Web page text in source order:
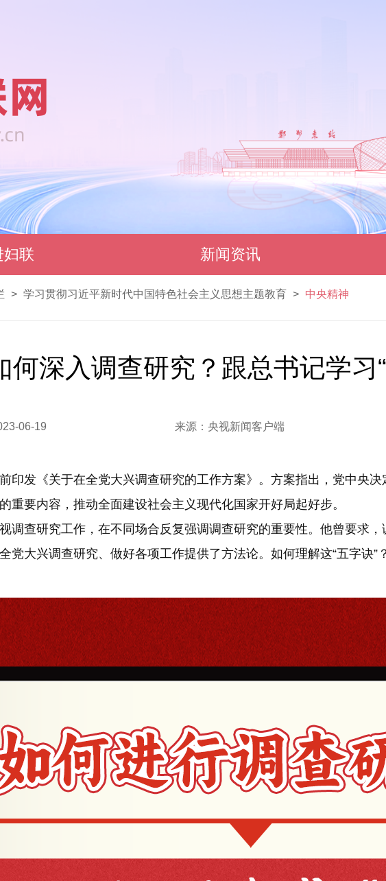
妇联 新闻资讯
> 学习贯彻习近平新时代中国特色社会主义思想主题教育 > 中央精神
何深入调查研究？跟总书记学习
06-19 来源：央视新闻客户端
印发《关于在全党大兴调查研究的工作方案》。方案指出，党中央
重要内容，推动全面建设社会主义现代化国家开好局起好步。
调查研究工作，在不同场合反复强调调查研究的重要性。他曾要求，
党大兴调查研究、做好各项工作提供了方法论。如何理解这“五字诀”